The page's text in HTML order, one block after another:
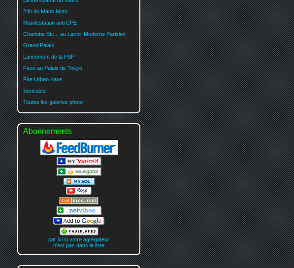
24h du Mans Moto
Manifestation anti CPE
Charlotte Etc... au Lavoir Moderne Parisien
Grand Palais
Lancement de la PSP
Feux au Palais de Tokyo
Fire Urban Kaos
Suricates
Toutes les galeries photo
Abonnements
par ici si votre agrégateur
n'est pas dans la liste